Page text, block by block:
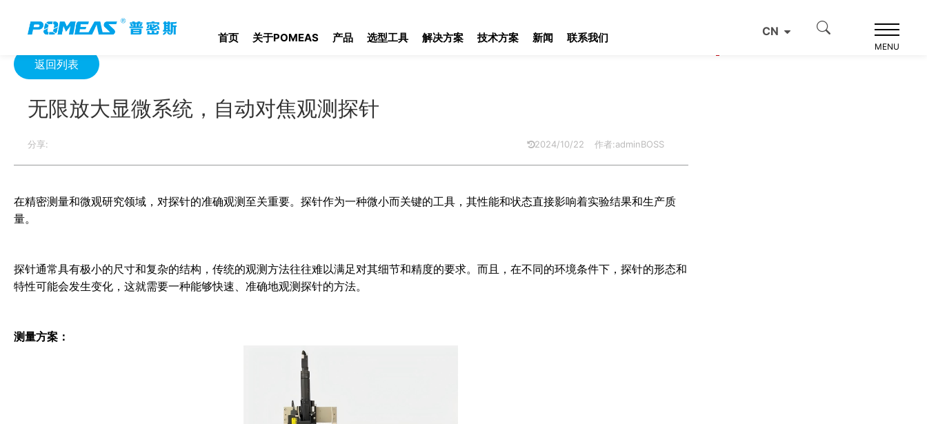
首页 关于POMEAS 产品 选型工具 解决方案 技术方案 新闻 联系我们 CN
MENU
返回列表
无限放大显微系统，自动对焦观测探针
分享: 2024/10/22 作者:adminBOSS
在精密测量和微观研究领域，对探针的准确观测至关重要。探针作为一种微小而关键的工具，其性能和状态直接影响着实验结果和生产质
量。
探针通常具有极小的尺寸和复杂的结构，传统的观测方法往往难以满足对其细节和精度的要求。而且，在不同的环境条件下，探针的形态和
特性可能会发生变化，这就需要一种能够快速、准确地观测探针的方法。
测量方案：